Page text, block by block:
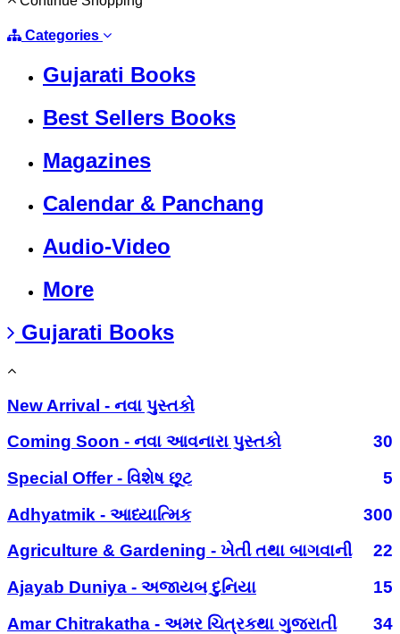
Categories
Gujarati Books
Best Sellers Books
Magazines
Calendar & Panchang
Audio-Video
More
Gujarati Books
New Arrival - નવા પુસ્તકો
Coming Soon - નવા આવનારા પુસ્તકો
30
Special Offer - વિશેષ છૂટ
5
Adhyatmik - આધ્યાત્મિક
300
Agriculture & Gardening - ખેતી તથા બાગવાની
22
Ajayab Duniya - અજાયબ દુનિયા
15
Amar Chitrakatha - અમર ચિત્રકથા ગુજરાતી
34